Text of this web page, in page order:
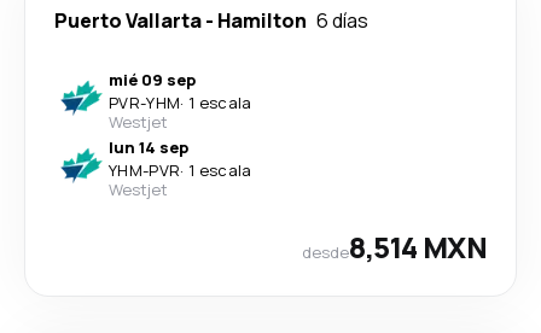
Puerto Vallarta- Hamilton 6 días
mié 09 sep
PVR-YHM· 1 escala
Westjet
lun 14 sep
YHM-PVR· 1 escala
Westjet
desde8,514 MXN